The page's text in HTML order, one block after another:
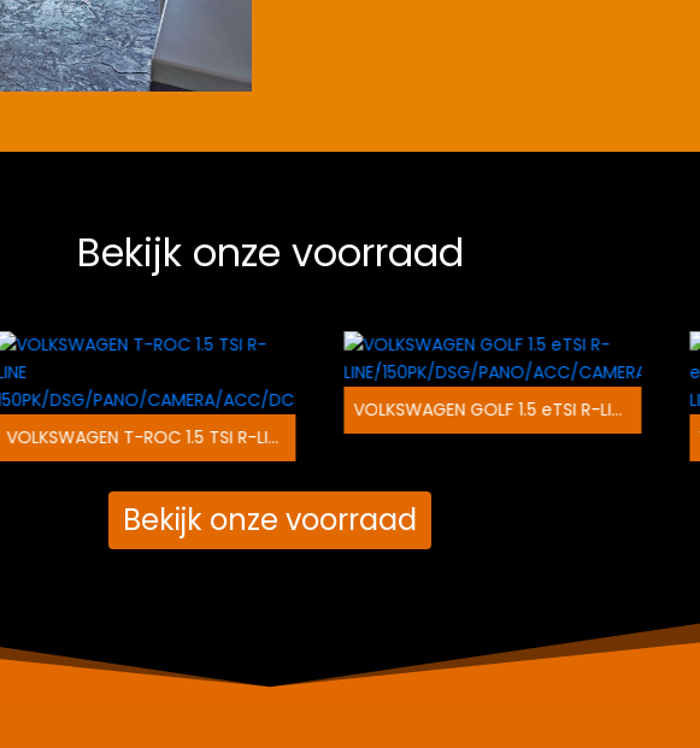
Bekijk onze voorraad
VOLKSWAGEN T-ROC 1.5 TSI R-LINE 150PK/DSG/PANO/CAMERA/ACC/DC
VOLKSWAGEN GOLF 1.5 eTSI R-LINE/150PK/DSG/PANO/ACC/CAMERA/IQ
Bekijk onze voorraad